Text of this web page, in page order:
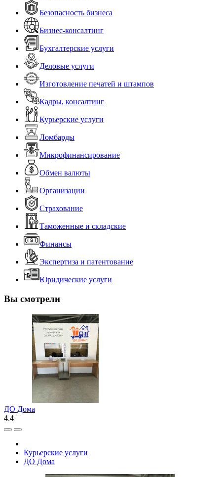
Безопасность бизнеса
Бизнес-консалтинг
Бухгалтерские услуги
Деловые услуги
Изготовление печатей и штампов
Кадры, консалтинг
Курьерские услуги
Ломбарды
Микрофинансирование
Обмен валюты
Организации
Страхование
Таможенные и складские
Финансы
Экспертиза и патентование
Юридические услуги
Вы смотрели
ДО Дома
4.4
Курьерские услуги
ДО Дома